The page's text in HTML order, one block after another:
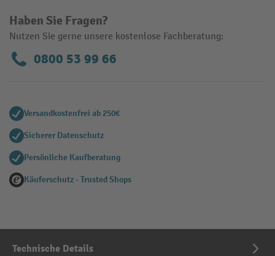
Haben Sie Fragen?
Nutzen Sie gerne unsere kostenlose Fachberatung:
0800 53 99 66
Versandkostenfrei ab 250€
Sicherer Datenschutz
Persönliche Kaufberatung
Käuferschutz - Trusted Shops
Technische Details